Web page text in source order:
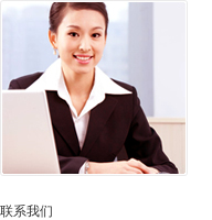
联系我们